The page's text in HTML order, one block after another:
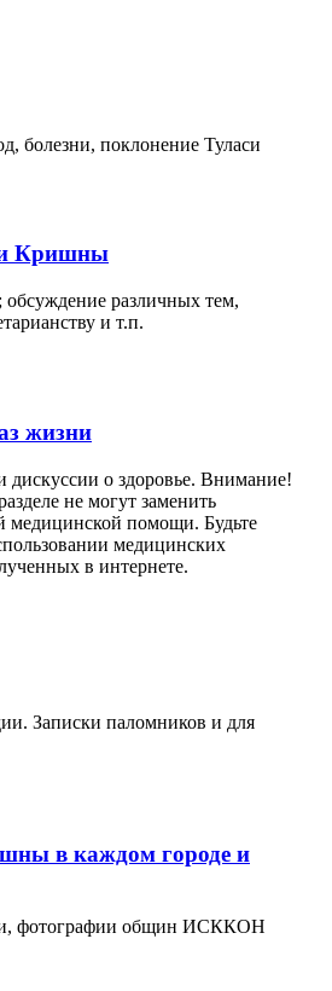
болезни, поклонение Туласи
Кришны
различных тем,
и т.п.
жизни
дискуссии о здоровье. Внимание!
не могут заменить
медицинской помощи. Будьте
медицинских
в интернете.
Записки паломников и для
в каждом городе и
фотографии общин ИСККОН